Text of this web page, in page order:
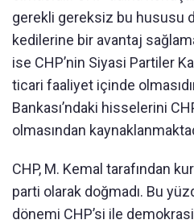
gerekli gereksiz bu hususu
kedilerine bir avantaj
ise CHP’nin Siyasi Partiler
ticari faaliyet içinde
Bankası’ndaki hisselerini
olmasından
CHP, M. Kemal tarafından
parti olarak doğmadı. Bu
dönemi CHP’si ile